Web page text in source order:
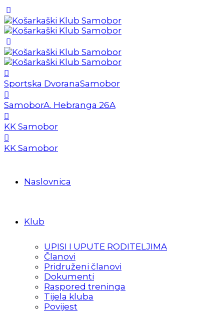
Sportska DvoranaSamobor
SamoborA. Hebranga 26A
KK Samobor
KK Samobor
Naslovnica
Klub
UPISI I UPUTE RODITELJIMA
Članovi
Pridruženi članovi
Dokumenti
Raspored treninga
Tijela kluba
Povijest